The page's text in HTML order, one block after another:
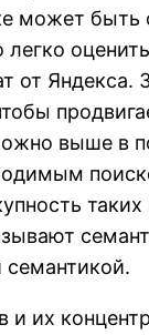
может быть
легко
от Яндекса.
выше в
семантикой.
и их